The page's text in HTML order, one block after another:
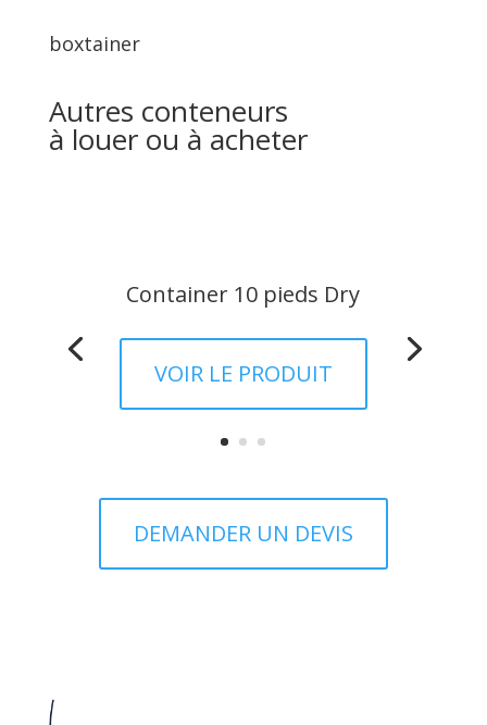
boxtainer
Autres conteneurs
à louer ou à acheter
Container 10 pieds Dry
VOIR LE PRODUIT
DEMANDER UN DEVIS